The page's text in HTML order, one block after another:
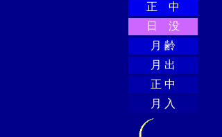
正 中
日 没
月 齢
月 出
正 中
月 入